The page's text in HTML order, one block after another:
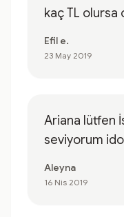
kaç TL
Efil e.
23 May 2019
Ariana lütfen
seviyorum
Aleyna
16 Nis 2019